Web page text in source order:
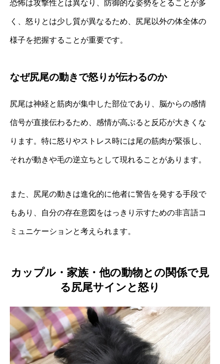
恐怖は攻撃性とは異なり、防御的な姿勢をとることが多
く、怒りとは少し質が異なるため、尻尾以外の体全体の
様子を把握することが重要です。
なぜ尻尾の動きで怒りが伝わるのか
尻尾は神経と筋肉が集中した部位であり、脳からの感情
信号が直接伝わるため、感情が高ぶると反応が大きくな
ります。特に怒りやストレス時には尾の筋肉が緊張し、
それが動きや毛の逆立ちとして現れることがあります。
また、尻尾の動きは進化的に他者に警告を発する手段で
もあり、自分の存在意図をはっきり示すための非言語コ
ミュニケーションと考えられます。
カップル・家族・他の動物との関係で見
る尻尾サインと怒り